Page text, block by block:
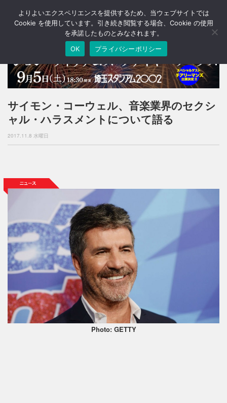
T
o
a
v
i
g
o
サイモン・コーウェル、音楽業界のセクシ
ャル・ハラスメントについて語る
2017.11.8 水曜日
Photo: GETTY
よりよいエクスペリエンスを提供するため、当ウェブサイトでは
Cookie を使用しています。引き続き閲覧する場合、Cookie の使用
を承諾したものとみなされます。
OK
プライバシーポリシー